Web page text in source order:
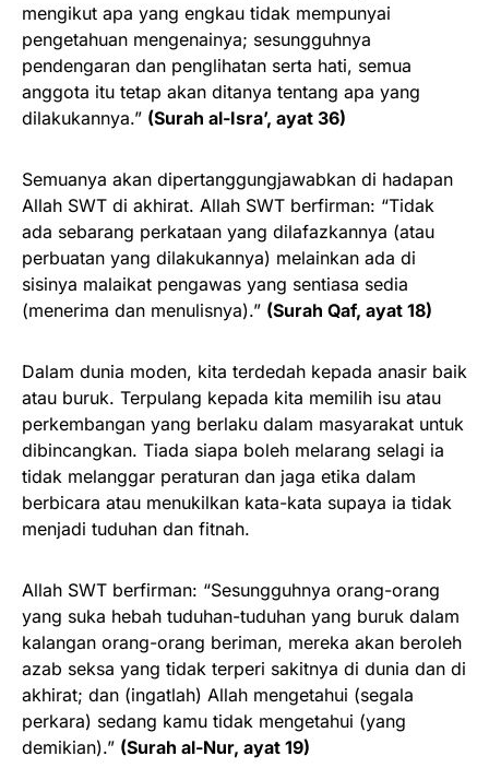
mengikut apa yang engkau tidak mempunyai
pengetahuan mengenainya; sesungguhnya
pendengaran dan penglihatan serta hati, semua
anggota itu tetap akan ditanya tentang apa yang
dilakukannya.” (Surah al-Isra’, ayat 36)
Semuanya akan dipertanggungjawabkan di hadapan
Allah SWT di akhirat. Allah SWT berfirman: “Tidak
ada sebarang perkataan yang dilafazkannya (atau
perbuatan yang dilakukannya) melainkan ada di
sisinya malaikat pengawas yang sentiasa sedia
(menerima dan menulisnya).” (Surah Qaf, ayat 18)
Dalam dunia moden, kita terdedah kepada anasir baik
atau buruk. Terpulang kepada kita memilih isu atau
perkembangan yang berlaku dalam masyarakat untuk
dibincangkan. Tiada siapa boleh melarang selagi ia
tidak melanggar peraturan dan jaga etika dalam
berbicara atau menukilkan kata-kata supaya ia tidak
menjadi tuduhan dan fitnah.
Allah SWT berfirman: “Sesungguhnya orang-orang
yang suka hebah tuduhan-tuduhan yang buruk dalam
kalangan orang-orang beriman, mereka akan beroleh
azab seksa yang tidak terperi sakitnya di dunia dan di
akhirat; dan (ingatlah) Allah mengetahui (segala
perkara) sedang kamu tidak mengetahui (yang
demikian).” (Surah al-Nur, ayat 19)